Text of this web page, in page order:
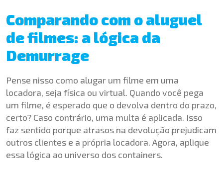
Comparando com o aluguel
de filmes: a lógica da
Demurrage
Pense nisso como alugar um filme em uma
locadora, seja física ou virtual. Quando você pega
um filme, é esperado que o devolva dentro do prazo,
certo? Caso contrário, uma multa é aplicada. Isso
faz sentido porque atrasos na devolução prejudicam
outros clientes e a própria locadora. Agora, aplique
essa lógica ao universo dos containers.